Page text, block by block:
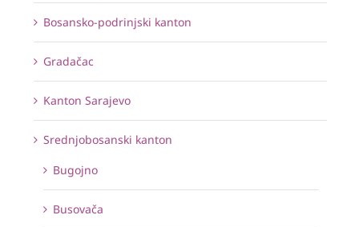
Bosansko-podrinjski kanton
Gradačac
Kanton Sarajevo
Srednjobosanski kanton
Bugojno
Busovača